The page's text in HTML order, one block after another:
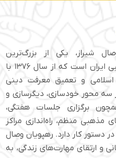
شیراز، یکی از بزرگ‌ترین
مجموعه‌های فرهنگی و مذهبی ایران است که از سال ۱۳۷۶ با
و تعمیق معرفت دینی
سه محور خودسازی، دیگرسازی و
برگزاری جلسات هفتگی،
مذهبی منظم، راه‌اندازی مراکز
دستور کار دارد. رهپویان وصال
و ارتقای مهارت‌های زندگی، به